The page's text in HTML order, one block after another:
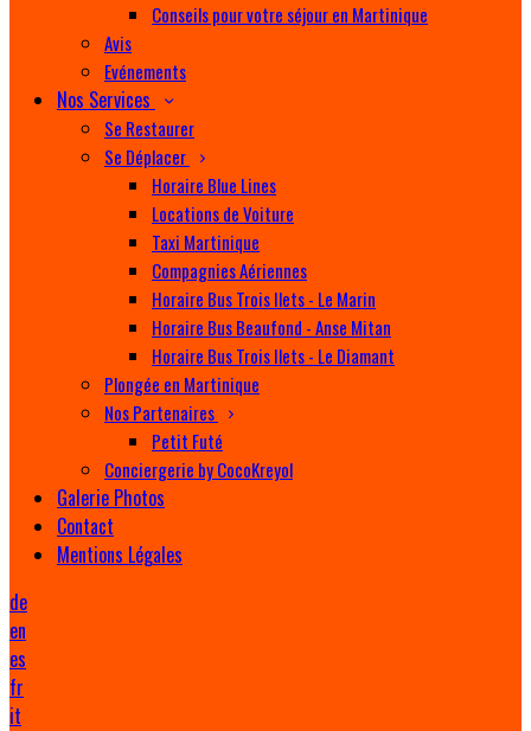
Conseils pour votre séjour en Martinique
Avis
Evénements
Nos Services
Se Restaurer
Se Déplacer
Horaire Blue Lines
Locations de Voiture
Taxi Martinique
Compagnies Aériennes
Horaire Bus Trois Ilets - Le Marin
Horaire Bus Beaufond - Anse Mitan
Horaire Bus Trois Ilets - Le Diamant
Plongée en Martinique
Nos Partenaires
Petit Futé
Conciergerie by CocoKreyol
Galerie Photos
Contact
Mentions Légales
de
en
es
fr
it